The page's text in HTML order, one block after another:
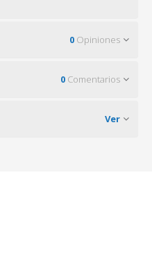
0 Opiniones
0 Comentarios
Ver